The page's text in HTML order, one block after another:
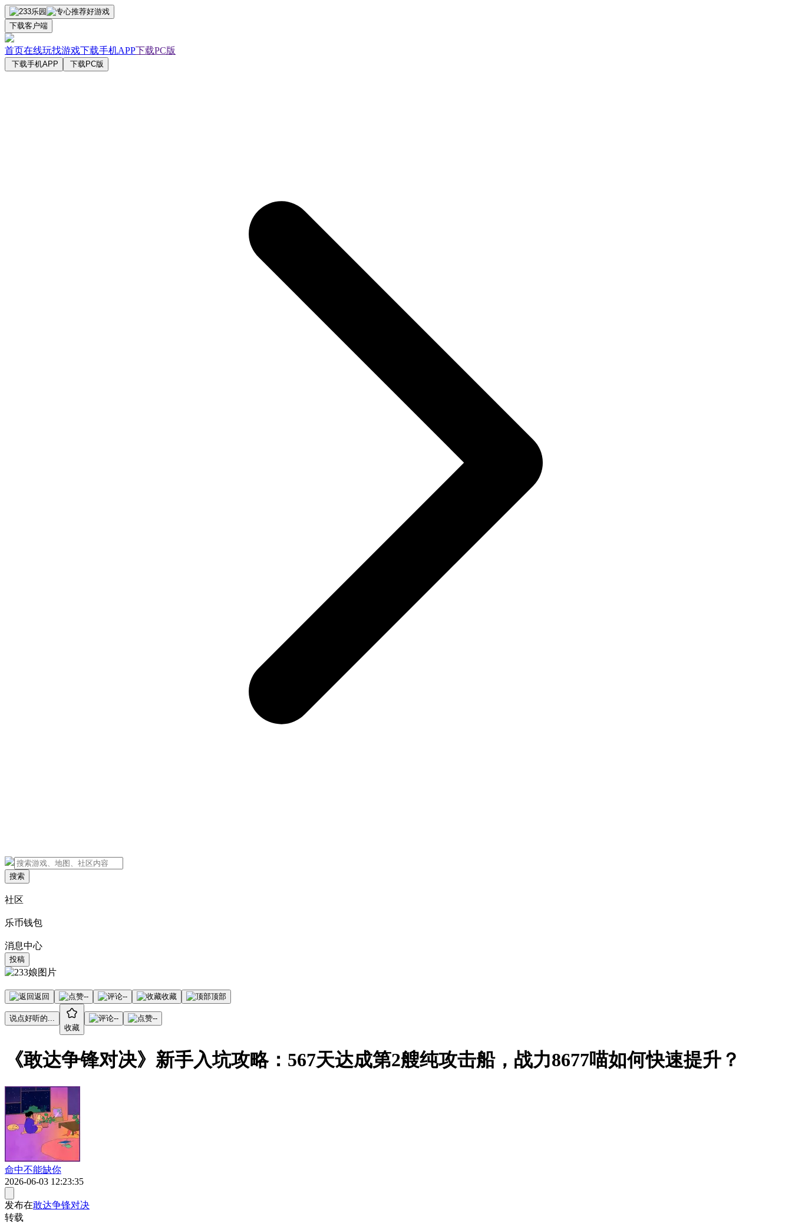
下载客户端
首页在线玩找游戏下载手机APP下载PC版
下载手机APP 下载PC版
搜索
社区
乐币钱包
消息中心
投稿
返回 -- -- 收藏 顶部
说点好听的...
收藏
-- --
《敢达争锋对决》新手入坑攻略：567天达成第2艘纯攻击船，战力8677喵如何快速提升？
命中不能缺你
2026-06-03 12:23:35
发布在敢达争锋对决
转载